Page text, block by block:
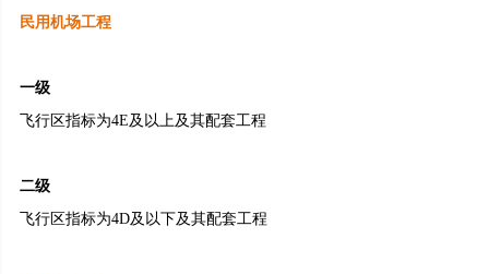
民用机场工程
一级
飞行区指标为4E及以上及其配套工程
二级
飞行区指标为4D及以下及其配套工程